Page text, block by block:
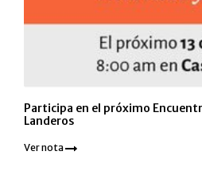
Participa en el próximo
Landeros
Ver nota